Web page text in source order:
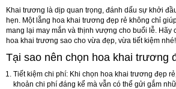
Khai trương là dịp quan trọng, đánh dấu sự khởi
hẹn. Một lẵng hoa khai trương đẹp rẻ không chỉ
mang lại may mắn và thịnh vượng cho buổi lễ. Hãy
hoa khai trương sao cho vừa đẹp, vừa tiết kiệm nhé!
Tại sao nên chọn hoa khai trương
Tiết kiệm chi phí: Khi chọn hoa khai trương đẹp
khoản chi phí đáng kể mà vẫn có thể gửi gắm